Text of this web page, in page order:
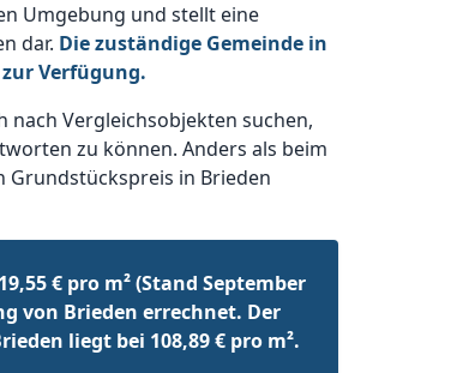
Umgebung und stellt eine
dar. Die zuständige Gemeinde in
Verfügung.
Vergleichsobjekten suchen,
zu können. Anders als beim
in Brieden
€ pro m² (Stand September
von Brieden errechnet. Der
liegt bei 108,89 € pro m².